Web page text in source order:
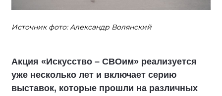
Источник фото: Александр Волянский
Акция «Искусство – СВОим» реализуется
уже несколько лет и включает серию
выставок, которые прошли на различных